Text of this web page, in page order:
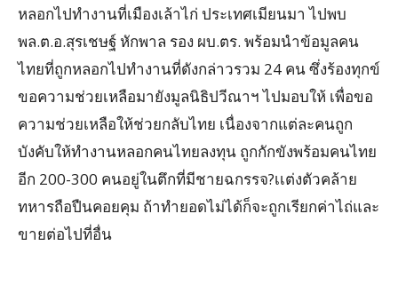
หลอกไปทำงานที่เมืองเล้าไก่ ประเทศเมียนมา ไปพบ
พล.ต.อ.สุรเชษฐ์ หักพาล รอง ผบ.ตร. พร้อมนำข้อมูลคน
ไทยที่ถูกหลอกไปทำงานที่ดังกล่าวรวม 24 คน ซึ่งร้องทุกข์
ขอความช่วยเหลือมายังมูลนิธิปวีณาฯ ไปมอบให้ เพื่อขอ
ความช่วยเหลือให้ช่วยกลับไทย เนื่องจากแต่ละคนถูก
บังคับให้ทำงานหลอกคนไทยลงทุน ถูกกักขังพร้อมคนไทย
อีก 200-300 คนอยู่ในตึกที่มีชายฉกรรจ?เเต่งตัวคล้าย
ทหารถือปืนคอยคุม ถ้าทำยอดไม่ได้ก็จะถูกเรียกค่าไถ่และ
ขายต่อไปที่อื่น